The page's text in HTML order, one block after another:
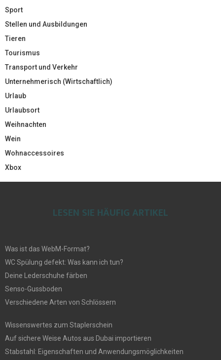
Sport
Stellen und Ausbildungen
Tieren
Tourismus
Transport und Verkehr
Unternehmerisch (Wirtschaftlich)
Urlaub
Urlaubsort
Weihnachten
Wein
Wohnaccessoires
Xbox
LESEN SIE HÄUFIG ARTIKEL
Was ist das WebM-Format?
WC Spülung defekt: Was kann ich tun?
Deine Lederschuhe färben
Senso-Gussboden
Verschiedene Arten von Schlössern
Wissenswertes zum Staplerschein
Auf sichere Weise Autos aus Dubai importieren
Stabstahl: Eigenschaften und Anwendungsmöglichkeiten